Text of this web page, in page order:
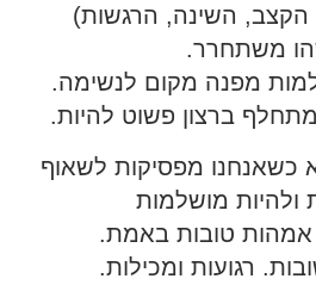
הקצב, השינה, הרגשות)
משתחרר.
מפנה מקום לנשימה.
ברצון פשוט להיות.
כשאנחנו מפסיקות לשאוף
ולהיות מושלמות
אמהות טובות באמת.
רגועות ומכילות.